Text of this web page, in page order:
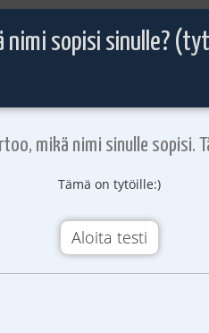
nimi sopisi sinulle?
mikä nimi sinulle sopisi.
Tämä on tytöille:)
Aloita testi